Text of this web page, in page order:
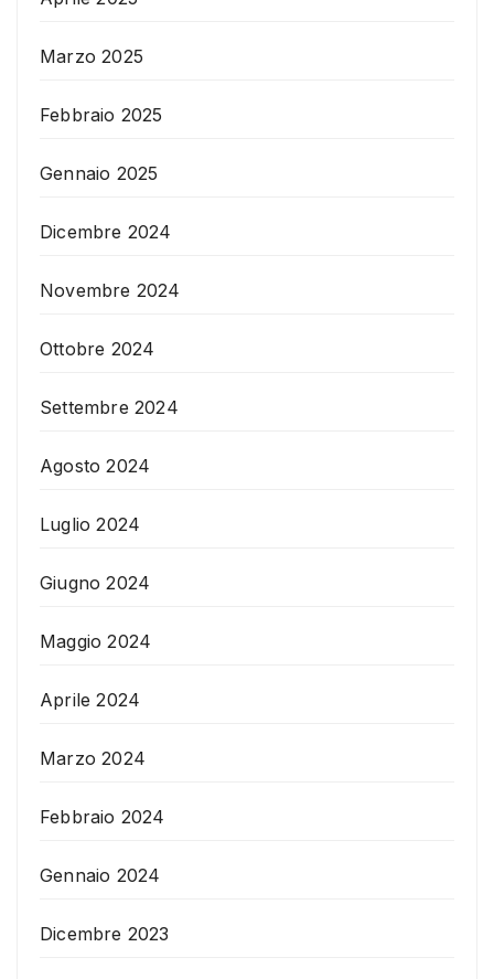
Marzo 2025
Febbraio 2025
Gennaio 2025
Dicembre 2024
Novembre 2024
Ottobre 2024
Settembre 2024
Agosto 2024
Luglio 2024
Giugno 2024
Maggio 2024
Aprile 2024
Marzo 2024
Febbraio 2024
Gennaio 2024
Dicembre 2023